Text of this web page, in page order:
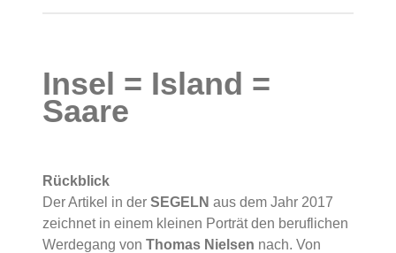
Insel = Island =
Saare
Rückblick
Der Artikel in der SEGELN aus dem Jahr 2017
zeichnet in einem kleinen Porträt den beruflichen
Werdegang von Thomas Nielsen nach. Von